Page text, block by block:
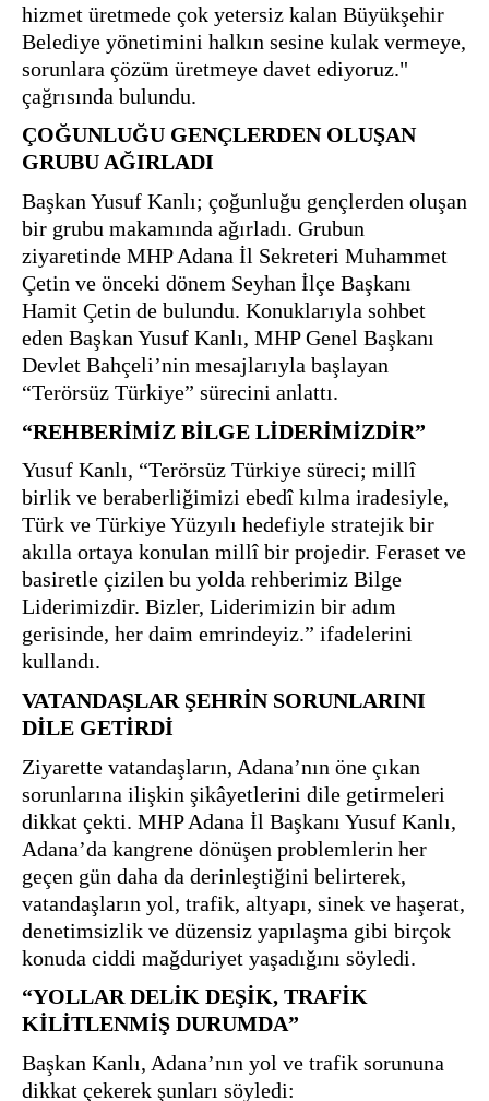
hizmet üretmede çok yetersiz kalan Büyükşehir
Belediye yönetimini halkın sesine kulak vermeye,
sorunlara çözüm üretmeye davet ediyoruz."
çağrısında bulundu.
ÇOĞUNLUĞU GENÇLERDEN OLUŞAN
GRUBU AĞIRLADI
Başkan Yusuf Kanlı; çoğunluğu gençlerden oluşan
bir grubu makamında ağırladı. Grubun
ziyaretinde MHP Adana İl Sekreteri Muhammet
Çetin ve önceki dönem Seyhan İlçe Başkanı
Hamit Çetin de bulundu. Konuklarıyla sohbet
eden Başkan Yusuf Kanlı, MHP Genel Başkanı
Devlet Bahçeli’nin mesajlarıyla başlayan
“REHBERİMİZ BİLGE LİDERİMİZDİR”
Yusuf Kanlı, “Terörsüz Türkiye süreci; millî
birlik ve beraberliğimizi ebedî kılma iradesiyle,
Türk ve Türkiye Yüzyılı hedefiyle stratejik bir
akılla ortaya konulan millî bir projedir. Feraset ve
basiretle çizilen bu yolda rehberimiz Bilge
Liderimizdir. Bizler, Liderimizin bir adım
gerisinde, her daim emrindeyiz.” ifadelerini
VATANDAŞLAR ŞEHRİN SORUNLARINI
DİLE GETİRDİ
Ziyarette vatandaşların, Adana’nın öne çıkan
sorunlarına ilişkin şikâyetlerini dile getirmeleri
dikkat çekti. MHP Adana İl Başkanı Yusuf Kanlı,
Adana’da kangrene dönüşen problemlerin her
geçen gün daha da derinleştiğini belirterek,
vatandaşların yol, trafik, altyapı, sinek ve haşerat,
denetimsizlik ve düzensiz yapılaşma gibi birçok
“YOLLAR DELİK DEŞİK, TRAFİK
KİLİTLENMİŞ DURUMDA”
Başkan Kanlı, Adana’nın yol ve trafik sorununa
dikkat çekerek şunları söyledi: